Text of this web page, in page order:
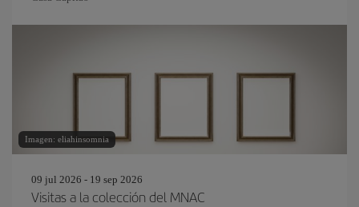
Imagen: eliahinsomnia
09 jul 2026 - 19 sep 2026
Visitas a la colección del MNAC